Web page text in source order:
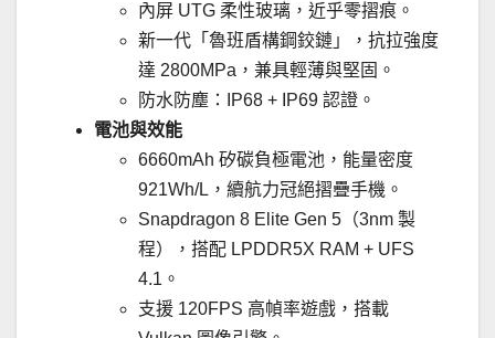
內屏 UTG 柔性玻璃，近乎零摺痕。
新一代「魯班盾構鋼鉸鏈」，抗拉強度
達 2800MPa，兼具輕薄與堅固。
防水防塵：IP68 + IP69 認證。
電池與效能
6660mAh 矽碳負極電池，能量密度
921Wh/L，續航力冠絕摺疊手機。
Snapdragon 8 Elite Gen 5（3nm 製
程），搭配 LPDDR5X RAM + UFS
4.1。
支援 120FPS 高幀率遊戲，搭載